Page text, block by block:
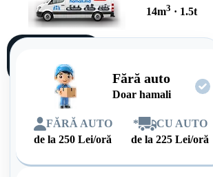
14m3 · 1.5t
Fără auto
Doar hamali
FĂRĂ AUTO
de la250 Lei/oră
*
CU AUTO
de la225 Lei/oră
singur